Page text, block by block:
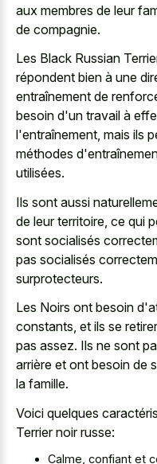
aux membres de leur
de compagnie.
Les Black Russian
répondent bien à une
entraînement de
besoin d'un travail à
l'entraînement, mais ils
méthodes
utilisées.
Ils sont aussi
de leur territoire, ce qui
sont socialisés
pas socialisés
surprotecteurs.
Les Noirs ont besoin
constants, et ils se
pas assez. Ils ne sont
arrière et ont besoin de
la famille.
Voici quelques
Terrier noir russe:
Calme, confiant et